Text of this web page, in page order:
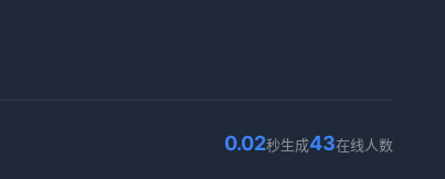
0.02秒生成43在线人数